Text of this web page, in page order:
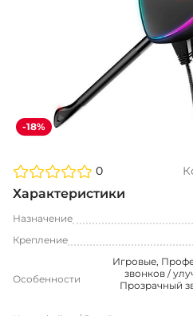
-18%
0
Характеристики
Назначение
Крепление
Особенности
Игровые,
звонков /
Прозрачный